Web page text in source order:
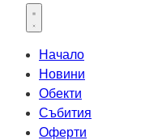
Open main menu
Начало
Новини
Обекти
Събития
Оферти